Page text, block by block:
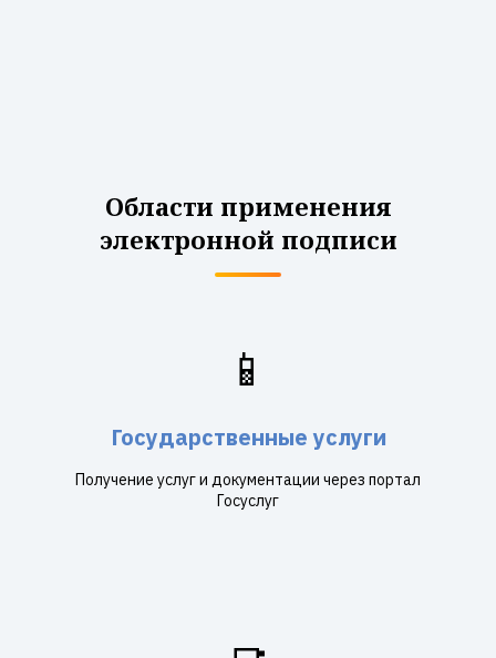
Области применения
электронной подписи
📱
Государственные услуги
Получение услуг и документации через портал
Госуслуг